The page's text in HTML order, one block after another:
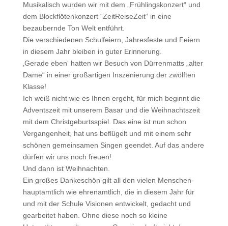
Musikalisch wurden wir mit dem „Frühlingskonzert“ und
dem Blockflötenkonzert “ZeitReiseZeit“ in eine
bezaubernde Ton Welt entführt.
Die verschiedenen Schulfeiern, Jahresfeste und Feiern
in diesem Jahr bleiben in guter Erinnerung.
‚Gerade eben‘ hatten wir Besuch von Dürrenmatts „alter
Dame“ in einer großartigen Inszenierung der zwölften
Klasse!
Ich weiß nicht wie es Ihnen ergeht, für mich beginnt die
Adventszeit mit unserem Basar und die Weihnachtszeit
mit dem Christgeburtsspiel. Das eine ist nun schon
Vergangenheit, hat uns beflügelt und mit einem sehr
schönen gemeinsamen Singen geendet. Auf das andere
dürfen wir uns noch freuen!
Und dann ist Weihnachten.
Ein großes Dankeschön gilt all den vielen Menschen-
hauptamtlich wie ehrenamtlich, die in diesem Jahr für
und mit der Schule Visionen entwickelt, gedacht und
gearbeitet haben. Ohne diese noch so kleine